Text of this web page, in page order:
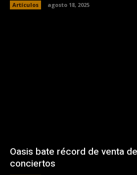
Artículos agosto 18, 2025
Oasis bate récord de venta
conciertos